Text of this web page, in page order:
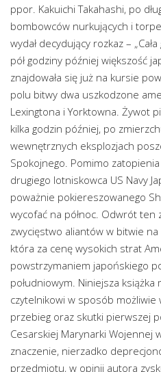
ppor. Kakuichi Takahashi, po
bombowców nurkujących i
wydał decydujący rozkaz –
pół godziny później większość
znajdowała się już na kursie
polu bitwy dwa uszkodzone
Lexingtona i Yorktowna. Żywot
kilka godzin później, po
wewnętrznych eksplozjach
Spokojnego. Pomimo
drugiego lotniskowca US Navy
poważnie pokiereszowanego
wycofać na północ. Odwrót ten
zwycięstwo aliantów w bitwie
która za cenę wysokich strat
powstrzymaniem japońskiego
południowym. Niniejsza
czytelnikowi w sposób możliwie
przebieg oraz skutki pierwszej
Cesarskiej Marynarki Wojennej
znaczenie, nierzadko
przedmiotu, w opinii autora